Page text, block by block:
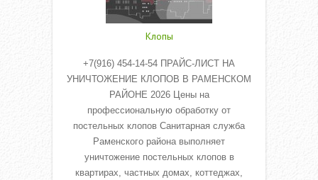
Клопы
+7(916) 454-14-54 ПРАЙС-ЛИСТ НА
УНИЧТОЖЕНИЕ КЛОПОВ В РАМЕНСКОМ
РАЙОНЕ 2026 Цены на
профессиональную обработку от
постельных клопов Санитарная служба
Раменского района выполняет
уничтожение постельных клопов в
квартирах, частных домах, коттеджах,